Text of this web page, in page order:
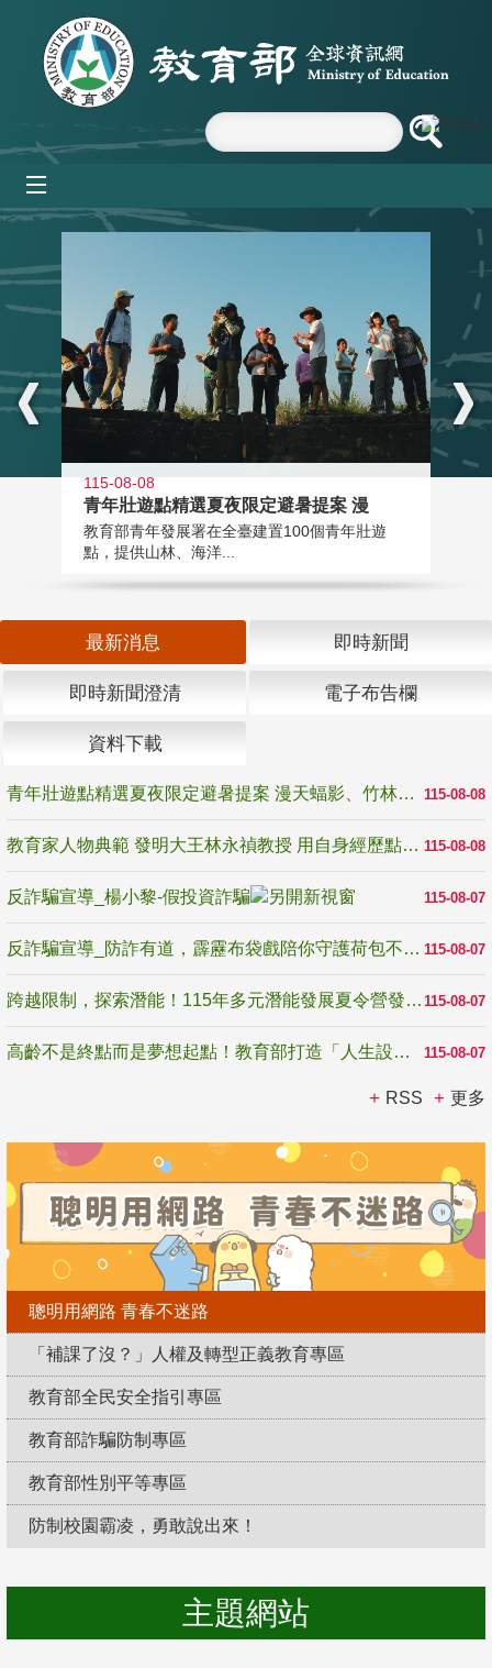
跳到主要內容區塊
:::
115-08-08
青年壯遊點精選夏夜限定避暑提案 漫
教育部青年發展署在全臺建置100個青年壯遊
點，提供山林、海洋...
最新消息 即時新聞
即時新聞澄清 電子布告欄
資料下載
115-08-08
青年壯遊點精選夏夜限定避暑提案 漫天蝠影、竹林尋蛙、茶香夜觀 邀青年暮色出發
115-08-08
教育家人物典範 發明大王林永禎教授 用自身經歷點亮學生的路
115-08-07
反詐騙宣導_楊小黎-假投資詐騙
115-08-07
反詐騙宣導_防詐有道，霹靂布袋戲陪你守護荷包不受騙
115-08-07
跨越限制，探索潛能！115年多元潛能發展夏令營發掘生命無限可能
115-08-07
高齡不是終點而是夢想起點！教育部打造「人生設計夢工場」 參展第3屆高齡健康產業博覽會
RSS 更多
聰明用網路 青春不迷路
「補課了沒？」人權及轉型正義教育專區
教育部全民安全指引專區
教育部詐騙防制專區
教育部性別平等專區
防制校園霸凌，勇敢說出來！
主題網站